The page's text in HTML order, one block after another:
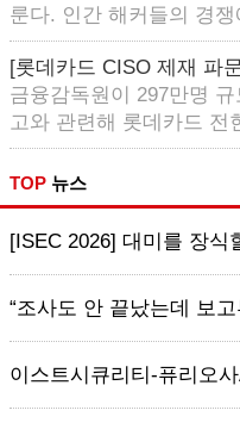
룬다. 인간 해커들의 경
[롯데카드 CISO 제재 파
금융감독원이 297만명
고와 관련해 롯데카드 전
TOP 뉴스
[ISEC 2026] 대미를 장식
“조사도 안 끝났는데 보
이스트시큐리티-퓨리오